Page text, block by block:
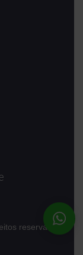
reservados.